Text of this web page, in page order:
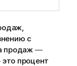
с
продаж ―
процент